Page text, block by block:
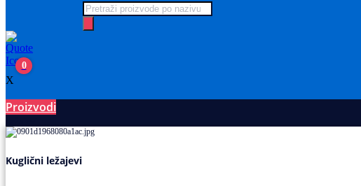
Products
search
0
X
Proizvodi
Kuglični ležajevi